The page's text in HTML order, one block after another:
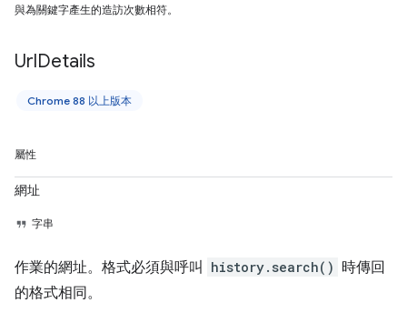
與為關鍵字產生的造訪次數相符。
UrlDetails
Chrome 88 以上版本
屬性
網址
字串
作業的網址。格式必須與呼叫 history.search() 時傳回
的格式相同。